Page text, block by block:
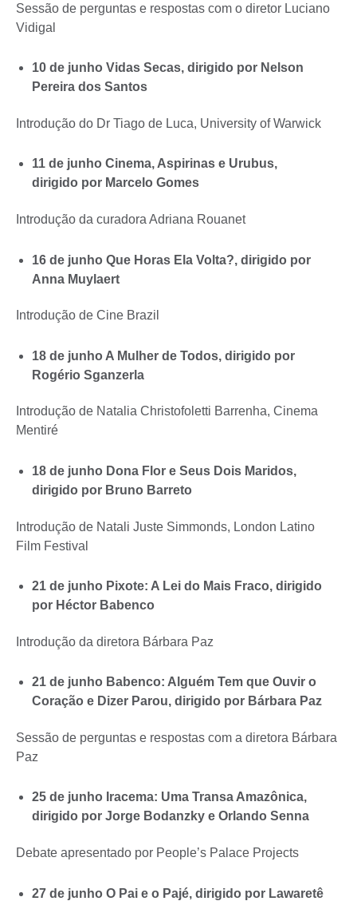
Sessão de perguntas e respostas com o diretor Luciano
Vidigal
10 de junho Vidas Secas, dirigido por Nelson
Pereira dos Santos
Introdução do Dr Tiago de Luca, University of Warwick
11 de junho Cinema, Aspirinas e Urubus,
dirigido por Marcelo Gomes
Introdução da curadora Adriana Rouanet
16 de junho Que Horas Ela Volta?, dirigido por
Anna Muylaert
Introdução de Cine Brazil
18 de junho A Mulher de Todos, dirigido por
Rogério Sganzerla
Introdução de Natalia Christofoletti Barrenha, Cinema
Mentiré
18 de junho Dona Flor e Seus Dois Maridos,
dirigido por Bruno Barreto
Introdução de Natali Juste Simmonds, London Latino
Film Festival
21 de junho Pixote: A Lei do Mais Fraco, dirigido
por Héctor Babenco
Introdução da diretora Bárbara Paz
21 de junho Babenco: Alguém Tem que Ouvir o
Coração e Dizer Parou, dirigido por Bárbara Paz
Sessão de perguntas e respostas com a diretora Bárbara
Paz
25 de junho Iracema: Uma Transa Amazônica,
dirigido por Jorge Bodanzky e Orlando Senna
Debate apresentado por People’s Palace Projects
27 de junho O Pai e o Pajé, dirigido por Lawaretê